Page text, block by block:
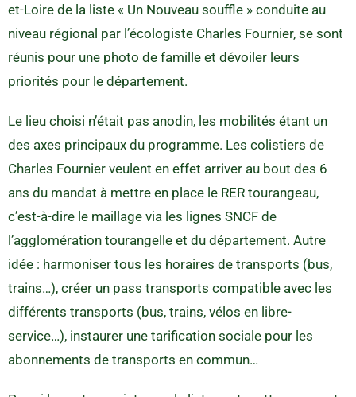
et-Loire de la liste « Un Nouveau souffle » conduite au
niveau régional par l’écologiste Charles Fournier, se sont
réunis pour une photo de famille et dévoiler leurs
priorités pour le département.
Le lieu choisi n’était pas anodin, les mobilités étant un
des axes principaux du programme. Les colistiers de
Charles Fournier veulent en effet arriver au bout des 6
ans du mandat à mettre en place le RER tourangeau,
c’est-à-dire le maillage via les lignes SNCF de
l’agglomération tourangelle et du département. Autre
idée : harmoniser tous les horaires de transports (bus,
trains…), créer un pass transports compatible avec les
différents transports (bus, trains, vélos en libre-
service…), instaurer une tarification sociale pour les
abonnements de transports en commun…